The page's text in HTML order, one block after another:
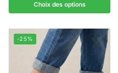
Choix des options
-25%